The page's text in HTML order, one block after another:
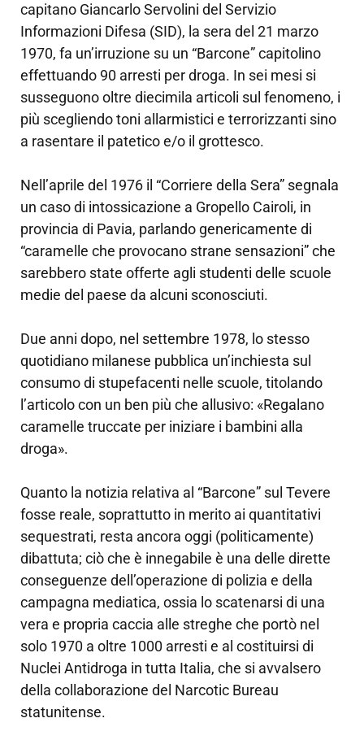
capitano Giancarlo Servolini del Servizio
Informazioni Difesa (SID), la sera del 21 marzo
1970, fa un’irruzione su un “Barcone” capitolino
effettuando 90 arresti per droga. In sei mesi si
susseguono oltre diecimila articoli sul fenomeno, i
più scegliendo toni allarmistici e terrorizzanti sino
a rasentare il patetico e/o il grottesco.
Nell’aprile del 1976 il “Corriere della Sera” segnala
un caso di intossicazione a Gropello Cairoli, in
provincia di Pavia, parlando genericamente di
“caramelle che provocano strane sensazioni” che
sarebbero state offerte agli studenti delle scuole
medie del paese da alcuni sconosciuti.
Due anni dopo, nel settembre 1978, lo stesso
quotidiano milanese pubblica un’inchiesta sul
consumo di stupefacenti nelle scuole, titolando
l’articolo con un ben più che allusivo: «Regalano
caramelle truccate per iniziare i bambini alla
droga».
Quanto la notizia relativa al “Barcone” sul Tevere
fosse reale, soprattutto in merito ai quantitativi
sequestrati, resta ancora oggi (politicamente)
dibattuta; ciò che è innegabile è una delle dirette
conseguenze dell’operazione di polizia e della
campagna mediatica, ossia lo scatenarsi di una
vera e propria caccia alle streghe che portò nel
solo 1970 a oltre 1000 arresti e al costituirsi di
Nuclei Antidroga in tutta Italia, che si avvalsero
della collaborazione del Narcotic Bureau
statunitense.